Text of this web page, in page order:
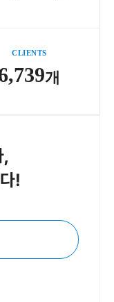
CLIENTS
개
,
!